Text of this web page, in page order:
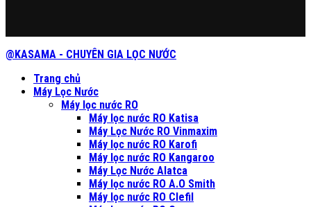
@KASAMA - CHUYÊN GIA LỌC NƯỚC
Trang chủ
Máy Lọc Nước
Máy lọc nước RO
Máy lọc nước RO Katisa
Máy Lọc Nước RO Vinmaxim
Máy lọc nước RO Karofi
Máy lọc nước RO Kangaroo
Máy Lọc Nước Alatca
Máy lọc nước RO A.O Smith
Máy lọc nước RO Clefil